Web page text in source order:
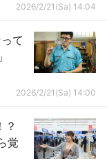
2026/2/21(Sa) 14:04
て
2026/2/21(Sa) 14:00
？
覚